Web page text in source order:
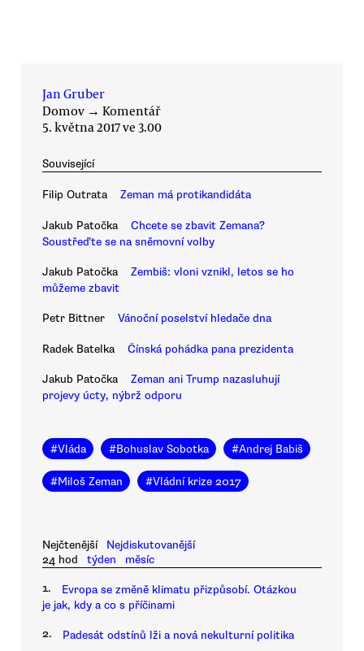
Jan Gruber
Domov → Komentář
5. května 2017 ve 3.00
Související
Filip Outrata Zeman má protikandidáta
Jakub Patočka
Chcete se zbavit Zemana?
Soustřeďte se na sněmovní volby
Jakub Patočka
Zembiš: vloni vznikl, letos se ho
můžeme zbavit
Petr Bittner Vánoční poselství hledače dna
Radek Batelka Čínská pohádka pana prezidenta
Jakub Patočka
Zeman ani Trump nazasluhují
projevy úcty, nýbrž odporu
#Vláda #Bohuslav Sobotka #Andrej Babiš
#Miloš Zeman #Vládní krize 2017
Nejčtenější
Nejdiskutovanější
24 hod
týden měsíc
1.
Evropa se změně klimatu přizpůsobí. Otázkou
je jak, kdy a co s příčinami
2. Padesát odstínů lži a nová nekulturní politika